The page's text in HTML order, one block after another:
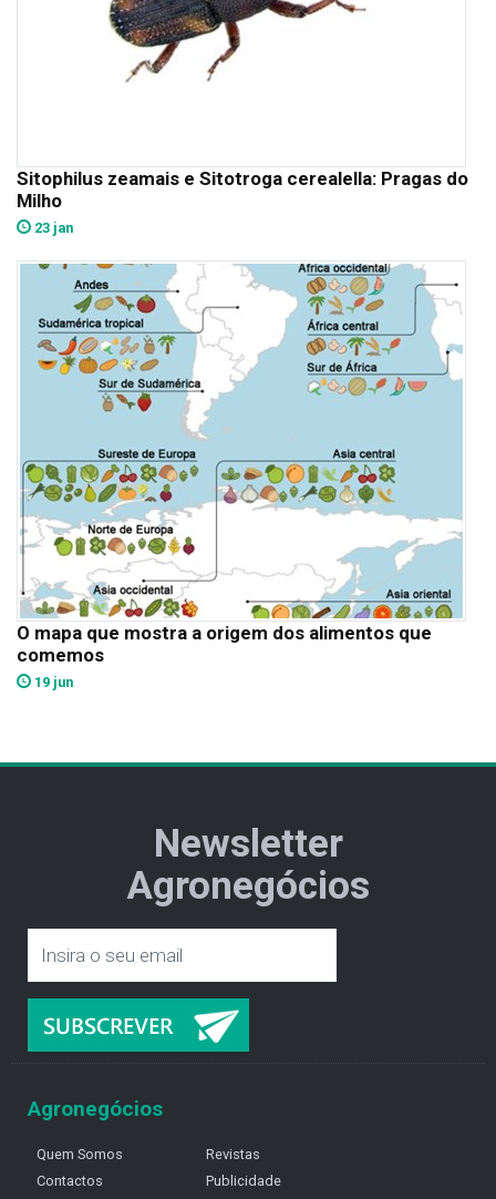
Sitophilus zeamais e Sitotroga cerealella: Pragas do
Milho
23 jan
O mapa que mostra a origem dos alimentos que
comemos
19 jun
Newsletter
Agronegócios
Agronegócios
Quem Somos
Contactos
Revistas
Publicidade